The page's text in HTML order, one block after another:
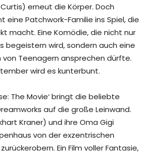
erneut die Körper. Doch
eine Patchwork-Familie ins Spiel, die
macht. Eine Komödie, die nicht nur
begeistern wird, sondern auch eine
Teenagern ansprechen dürfte.
wird es kunterbunt.
The Movie‘ bringt die beliebte
auf die große Leinwand.
Kraner) und ihre Oma Gigi
von der exzentrischen
Ein Film voller Fantasie,